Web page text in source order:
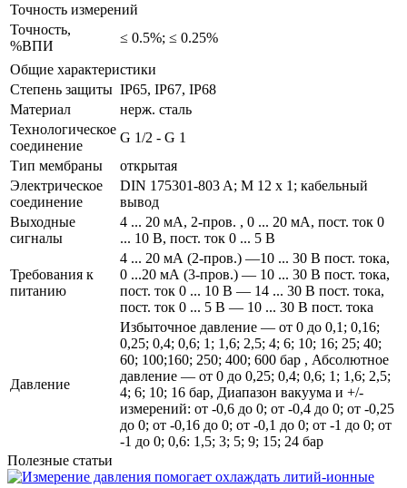
Точность измерений
Точность,
%ВПИ
≤ 0.5%; ≤ 0.25%
Общие характеристики
Степень защиты IP65, IP67, IP68
Материал
нерж. сталь
Технологическое
соединение
G 1/2 - G 1
Тип мембраны
открытая
Электрическое
соединение
DIN 175301-803 A; M 12 x 1; кабельный
вывод
Выходные
сигналы
4 ... 20 мА, 2-пров. , 0 ... 20 мА, пост. ток 0
... 10 В, пост. ток 0 ... 5 В
Требования к
питанию
4 ... 20 мА (2-пров.) —10 ... 30 В пост. тока,
0 ...20 мА (3-пров.) — 10 ... 30 В пост. тока,
пост. ток 0 ... 10 В — 14 ... 30 В пост. тока,
пост. ток 0 ... 5 В — 10 ... 30 В пост. тока
Давление
Избыточное давление — от 0 до 0,1; 0,16;
0,25; 0,4; 0,6; 1; 1,6; 2,5; 4; 6; 10; 16; 25; 40;
60; 100;160; 250; 400; 600 бар , Абсолютное
давление — от 0 до 0,25; 0,4; 0,6; 1; 1,6; 2,5;
4; 6; 10; 16 бар, Диапазон вакуума и +/-
измерений: от -0,6 до 0; от -0,4 до 0; от -0,25
до 0; от -0,16 до 0; от -0,1 до 0; от -1 до 0; от
-1 до 0; 0,6: 1,5; 3; 5; 9; 15; 24 бар
Полезные статьи